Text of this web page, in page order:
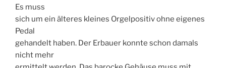
Es muss
sich um ein älteres kleines Orgelpositiv ohne eigenes
Pedal
gehandelt haben. Der Erbauer konnte schon damals
nicht mehr